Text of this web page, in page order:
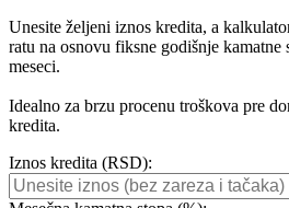
Unesite željeni iznos kredita, a
ratu na osnovu fiksne godišnje kamatne
meseci.
Idealno za brzu procenu troškova pre
kredita.
Iznos kredita (RSD):